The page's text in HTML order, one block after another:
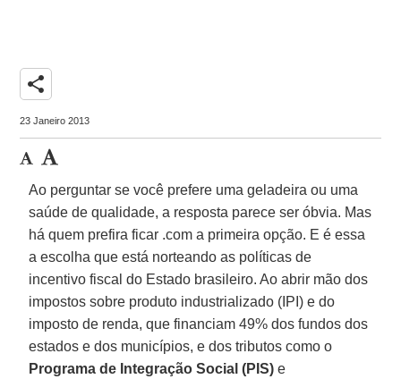
share
23 Janeiro 2013
Ao perguntar se você prefere uma geladeira ou uma
saúde de qualidade, a resposta parece ser óbvia. Mas
há quem prefira ficar .com a primeira opção. E é essa
a escolha que está norteando as políticas de
incentivo fiscal do Estado brasileiro. Ao abrir mão dos
impostos sobre produto industrializado (IPI) e do
imposto de renda, que financiam 49% dos fundos dos
estados e dos municípios, e dos tributos como o
Programa de Integração Social (PIS) e